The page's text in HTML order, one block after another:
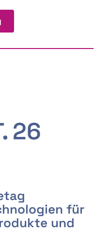
26
für
und